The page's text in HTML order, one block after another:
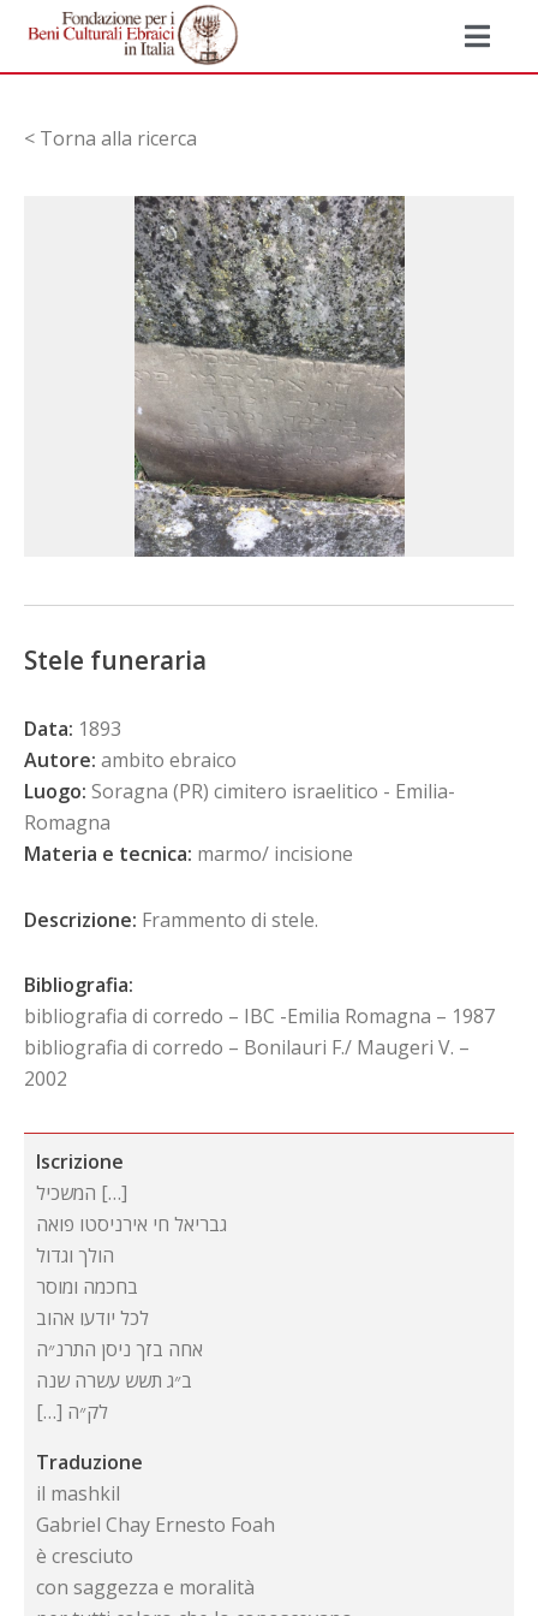
< Torna alla ricerca
Stele funeraria
Data: 1893
Autore: ambito ebraico
Luogo: Soragna (PR) cimitero israelitico - Emilia-
Romagna
Materia e tecnica: marmo/ incisione
Descrizione: Frammento di stele.
Bibliografia:
bibliografia di corredo – IBC -Emilia Romagna – 1987
bibliografia di corredo – Bonilauri F./ Maugeri V. –
2002
Iscrizione
[…] המשכיל
גבריאל חי אירניסטו פואה
הולך וגדול
בחכמה ומוסר
לכל יודעו אהוב
אחה בזך ניסן התרנ״ה
ב״ג תשש עשרה שנה
לק״ה […]
Traduzione
il mashkil
Gabriel Chay Ernesto Foah
è cresciuto
con saggezza e moralità